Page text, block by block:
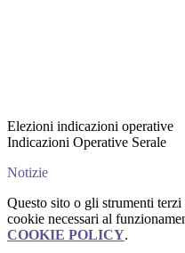
Elezioni indicazioni operative
Indicazioni Operative Serale
Notizie
Questo sito o gli strumenti
cookie necessari al
COOKIE POLICY.